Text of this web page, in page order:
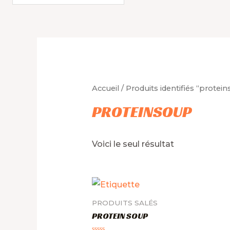
de
Accueil / Produits identifiés
PROTEINSOUP
Voici le seul résultat
PRODUITS SALÉS
PROTEIN SOUP